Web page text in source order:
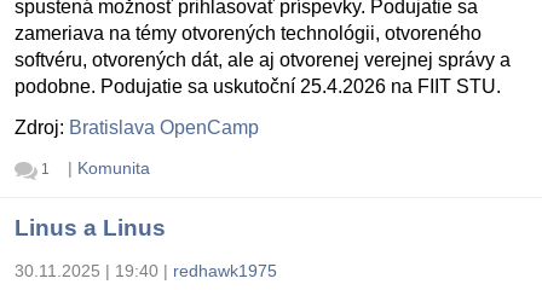
spustená možnosť prihlasovať príspevky. Podujatie sa
zameriava na témy otvorených technológii, otvoreného
softvéru, otvorených dát, ale aj otvorenej verejnej správy a
podobne. Podujatie sa uskutoční 25.4.2026 na FIIT STU.
Zdroj: Bratislava OpenCamp
1 | Komunita
Linus a Linus
30.11.2025 | 19:40 | redhawk1975